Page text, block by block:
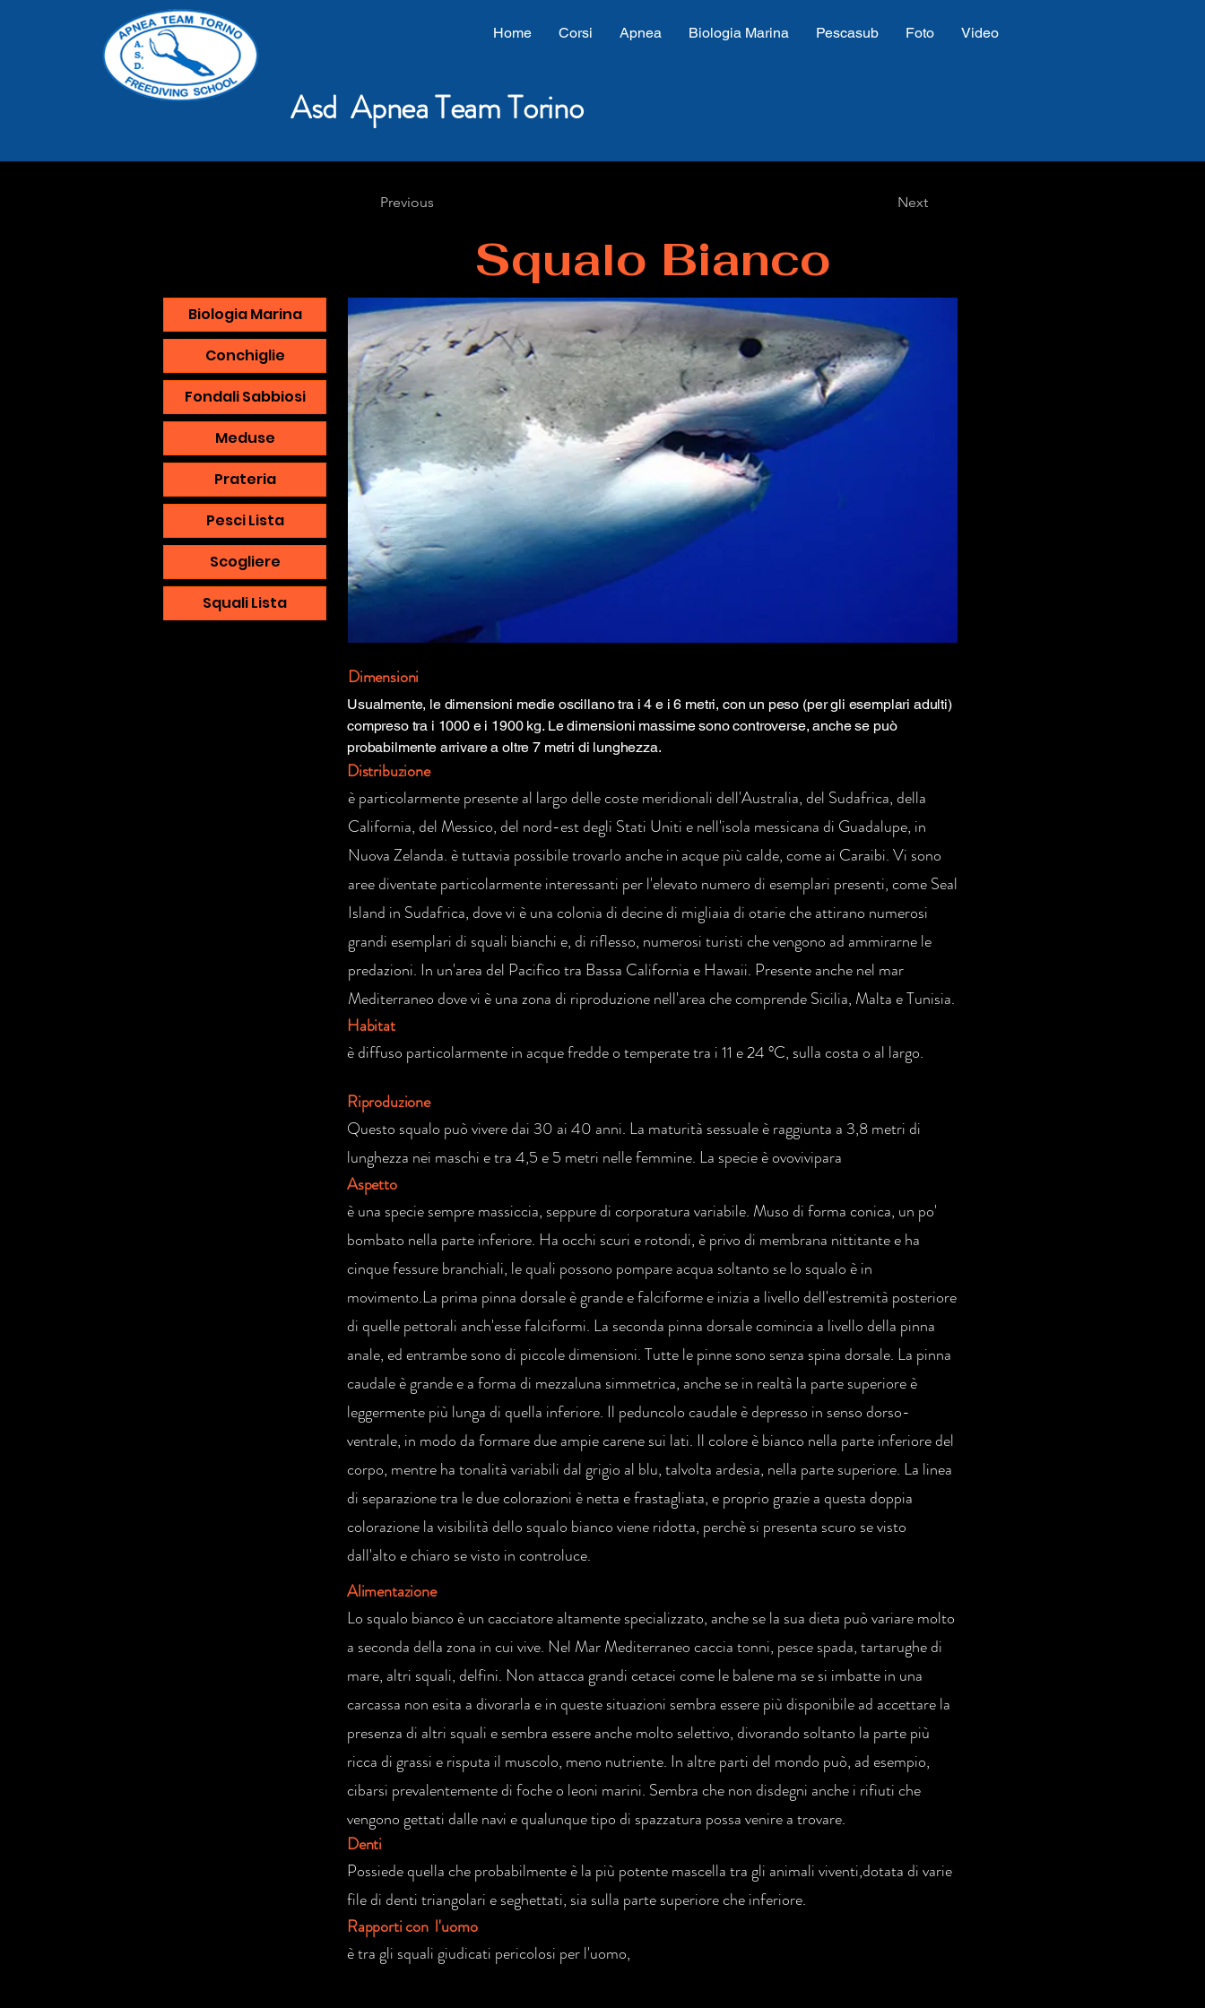
Home Corsi Apnea Biologia Marina Pescasub Foto Video
Asd Apnea Team Torino
Previous Next
Squalo Bianco
Biologia Marina
Conchiglie
Fondali Sabbiosi
Meduse
Prateria
Pesci Lista
Scogliere
Squali Lista
Dimensioni
Usualmente, le dimensioni medie oscillano tra i 4 e i 6 metri, con un peso (per gli esemplari adulti)
compreso tra i 1000 e i 1900 kg. Le dimensioni massime sono controverse, anche se può
probabilmente arrivare a oltre 7 metri di lunghezza.
Distribuzione
è particolarmente presente al largo delle coste meridionali dell'Australia, del Sudafrica, della
California, del Messico, del nord-est degli Stati Uniti e nell'isola messicana di Guadalupe, in
Nuova Zelanda. è tuttavia possibile trovarlo anche in acque più calde, come ai Caraibi. Vi sono
aree diventate particolarmente interessanti per l'elevato numero di esemplari presenti, come Seal
Island in Sudafrica, dove vi è una colonia di decine di migliaia di otarie che attirano numerosi
grandi esemplari di squali bianchi e, di riflesso, numerosi turisti che vengono ad ammirarne le
predazioni. In un'area del Pacifico tra Bassa California e Hawaii. Presente anche nel mar
Mediterraneo dove vi è una zona di riproduzione nell'area che comprende Sicilia, Malta e Tunisia.
Habitat
è diffuso particolarmente in acque fredde o temperate tra i 11 e 24 °C, sulla costa o al largo.
Riproduzione
Questo squalo può vivere dai 30 ai 40 anni. La maturità sessuale è raggiunta a 3,8 metri di
lunghezza nei maschi e tra 4,5 e 5 metri nelle femmine. La specie è ovovivipara
Aspetto
è una specie sempre massiccia, seppure di corporatura variabile. Muso di forma conica, un po'
bombato nella parte inferiore. Ha occhi scuri e rotondi, è privo di membrana nittitante e ha
cinque fessure branchiali, le quali possono pompare acqua soltanto se lo squalo è in
movimento.La prima pinna dorsale è grande e falciforme e inizia a livello dell'estremità posteriore
di quelle pettorali anch'esse falciformi. La seconda pinna dorsale comincia a livello della pinna
anale, ed entrambe sono di piccole dimensioni. Tutte le pinne sono senza spina dorsale. La pinna
caudale è grande e a forma di mezzaluna simmetrica, anche se in realtà la parte superiore è
leggermente più lunga di quella inferiore. Il peduncolo caudale è depresso in senso dorso-
ventrale, in modo da formare due ampie carene sui lati. Il colore è bianco nella parte inferiore del
corpo, mentre ha tonalità variabili dal grigio al blu, talvolta ardesia, nella parte superiore. La linea
di separazione tra le due colorazioni è netta e frastagliata, e proprio grazie a questa doppia
colorazione la visibilità dello squalo bianco viene ridotta, perchè si presenta scuro se visto
dall'alto e chiaro se visto in controluce.
Alimentazione
Denti
Lo squalo bianco è un cacciatore altamente specializzato, anche se la sua dieta può variare molto
a seconda della zona in cui vive. Nel Mar Mediterraneo caccia tonni, pesce spada, tartarughe di
mare, altri squali, delfini. Non attacca grandi cetacei come le balene ma se si imbatte in una
carcassa non esita a divorarla e in queste situazioni sembra essere più disponibile ad accettare la
presenza di altri squali e sembra essere anche molto selettivo, divorando soltanto la parte più
ricca di grassi e risputa il muscolo, meno nutriente. In altre parti del mondo può, ad esempio,
cibarsi prevalentemente di foche o leoni marini. Sembra che non disdegni anche i rifiuti che
vengono gettati dalle navi e qualunque tipo di spazzatura possa venire a trovare.
Possiede quella che probabilmente è la più potente mascella tra gli animali viventi,dotata di varie
file di denti triangolari e seghettati, sia sulla parte superiore che inferiore.
Rapporti con l'uomo
è tra gli squali giudicati pericolosi per l'uomo,